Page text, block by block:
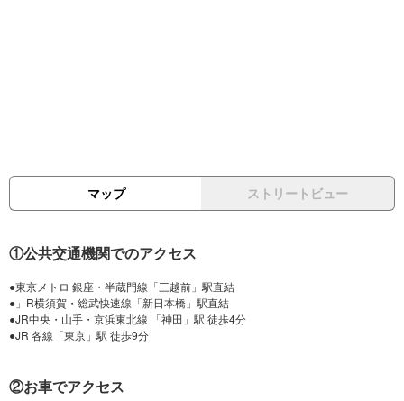
マップ ストリートビュー
①公共交通機関でのアクセス
●東京メトロ 銀座・半蔵門線「三越前」駅直結
●」R横須賀・総武快速線「新日本橋」駅直結
●JR中央・山手・京浜東北線 「神田」駅 徒歩4分
②お車でアクセス